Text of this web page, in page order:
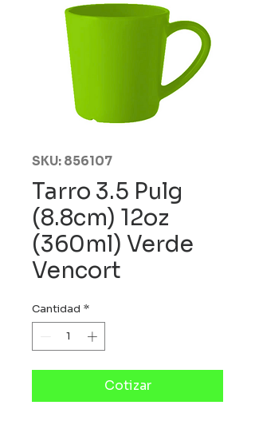
SKU: 856107
Tarro 3.5 Pulg
(8.8cm) 12oz
(360ml) Verde
Vencort
Cantidad *
Cotizar